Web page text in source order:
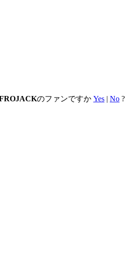
のファンですか Yes | No ?